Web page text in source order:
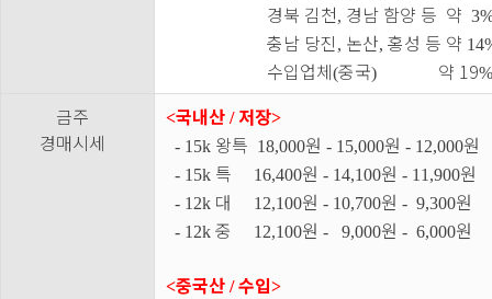
경북 김천, 경남 함양 등 약
충남 당진 , 논산,홍성 등 약
수입업체(중국) 약 19
금주
경매시세
<국내산/ 저장>
- 15k 왕특 18,000원- 15,000원- 12,000원
- 15k 특 16,400원- 14,100원- 11,900원
- 12k 대 12,100원- 10,700원- 9,300원
- 12k중 12,100원- 9,000원- 6,000원
<중국산/수입>